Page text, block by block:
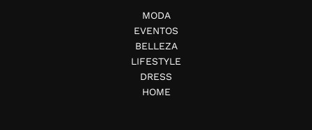
MODA
EVENTOS
BELLEZA
LIFESTYLE
DRESS
HOME